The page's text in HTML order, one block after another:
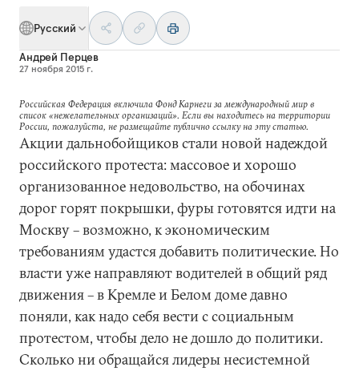
Русский
Андрей Перцев
27 ноября 2015 г.
Российская Федерация включила Фонд Карнеги за международный мир в
список «нежелательных организаций». Если вы находитесь на территории
России, пожалуйста, не размещайте публично ссылку на эту статью.
Акции дальнобойщиков стали новой надеждой
российского протеста: массовое и хорошо
организованное недовольство, на обочинах
дорог горят покрышки, фуры готовятся идти на
Москву – возможно, к экономическим
требованиям удастся добавить политические. Но
власти уже направляют водителей в общий ряд
движения – в Кремле и Белом доме давно
поняли, как надо себя вести с социальным
протестом, чтобы дело не дошло до политики.
Сколько ни обращайся лидеры несистемной